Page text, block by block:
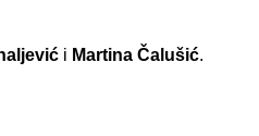
i Martina Čalušić.